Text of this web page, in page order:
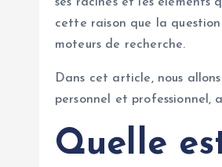
cette raison que la
moteurs de recherche.
Dans cet article, nous
personnel et professionnel,
Quelle